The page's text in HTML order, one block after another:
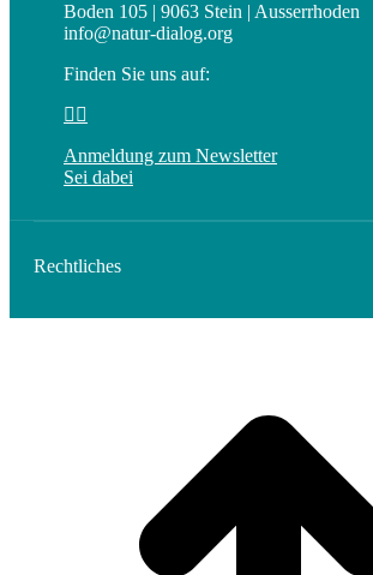
Boden 105 | 9063 Stein | Ausserrhoden
info@natur-dialog.org
Finden Sie uns auf:
Linkedin
opens
in
window
page
opens
new
Anmeldung zum Newsletter
Sei dabei
Rechtliches